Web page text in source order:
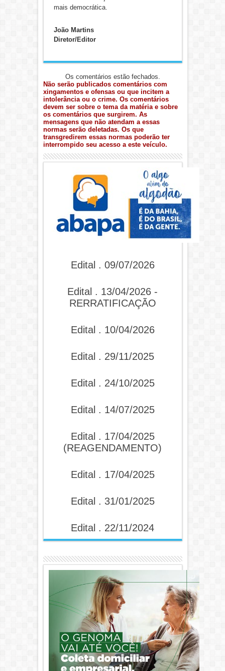
mais democrática.
João Martins
Diretor/Editor
Os comentários estão fechados.
Não serão publicados comentários com
xingamentos e ofensas ou que incitem a
intolerância ou o crime. Os comentários
devem ser sobre o tema da matéria e sobre
os comentários que surgirem. As
mensagens que não atendam a essas
normas serão deletadas. Os que
transgredirem essas normas poderão ter
interrompido seu acesso a este veículo.
Edital . 09/07/2026
Edital . 13/04/2026 -
RERRATIFICAÇÃO
Edital . 10/04/2026
Edital . 29/11/2025
Edital . 24/10/2025
Edital . 14/07/2025
Edital . 17/04/2025
(REAGENDAMENTO)
Edital . 17/04/2025
Edital . 31/01/2025
Edital . 22/11/2024